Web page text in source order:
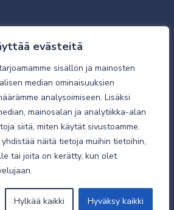
evästeitä
sisällön ja mainosten
median ominaisuuksien
analysoimiseen. Lisäksi
mainosalan ja analytiikka-alan
siitä, miten käytät sivustoamme.
näitä tietoja muihin tietoihin,
tai joita on kerätty, kun olet
Hylkää kaikki Hyväksy kaikki
ehdot